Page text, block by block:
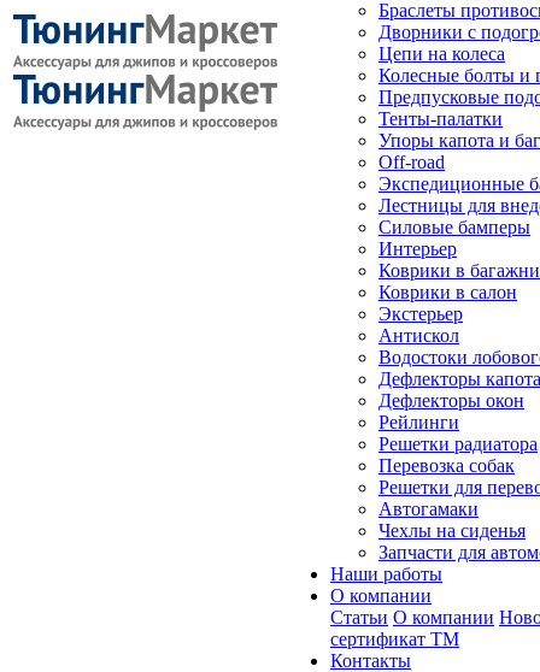
Браслеты
Дворники с
Цепи на колеса
Колесные болты и
Предпусковые
Тенты-палатки
Упоры капота и
Off-road
Экспедиционные
Лестницы для
Силовые бамперы
Интерьер
Коврики в
Коврики в салон
Экстерьер
Антискол
Водостоки
Дефлекторы капота
Дефлекторы окон
Рейлинги
Решетки радиатора
Перевозка собак
Решетки для
Автогамаки
Чехлы на сиденья
Запчасти для
Наши работы
О компании
Статьи О компании
сертификат ТМ
Контакты